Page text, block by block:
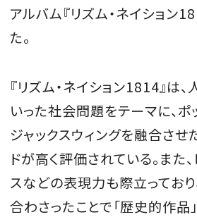
アルバム『リズム・ネイション
た。
『リズム・ネイション1814』は
いった社会問題をテーマに、ポ
ジャックスウィングを融合さ
ドが高く評価されている。また
スなどの表現力も際立ってお
合わさったことで「歴史的作品